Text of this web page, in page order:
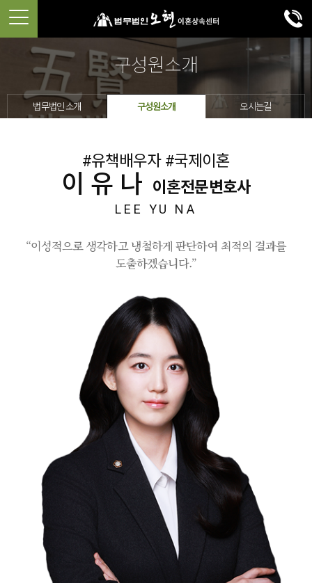
구성원소개
법무법인 소개 구성원소개 오시는길
#유책배우자 #국제이혼
이유나 이혼전문변호사
LEE YU NA
“이성적으로 생각하고 냉철하게 판단하여 최적의 결과를
도출하겠습니다.”